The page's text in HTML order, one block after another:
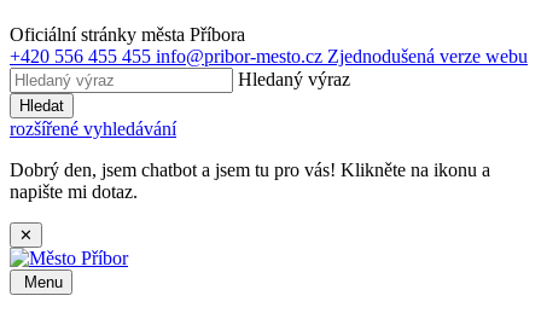
Oficiální stránky města Příbora
+420 556 455 455 info@pribor-mesto.cz Zjednodušená verze webu
Hledaný výraz
Hledat
rozšířené vyhledávání
Dobrý den, jsem chatbot a jsem tu pro vás! Klikněte na ikonu a
napište mi dotaz.
✕
Menu